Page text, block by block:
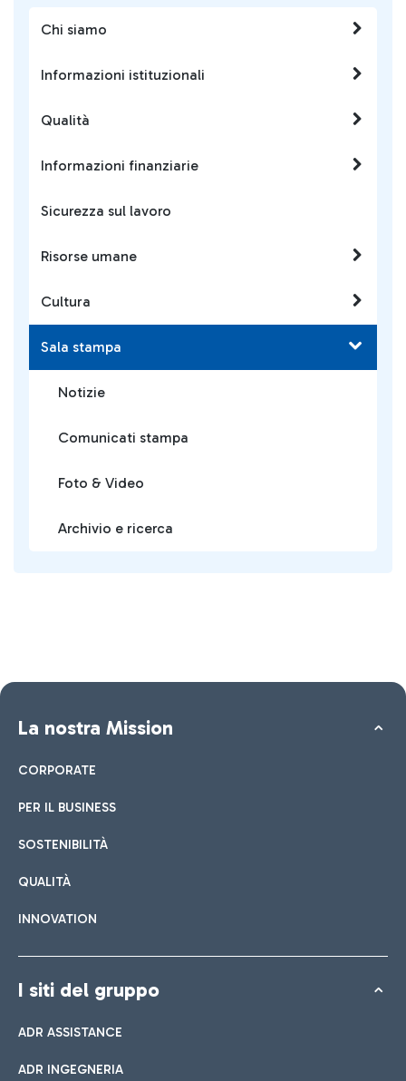
Chi siamo
Informazioni istituzionali
Qualità
Informazioni finanziarie
Sicurezza sul lavoro
Risorse umane
Cultura
Sala stampa
Notizie
Comunicati stampa
Foto & Video
Archivio e ricerca
La nostra Mission
CORPORATE
PER IL BUSINESS
SOSTENIBILITÀ
QUALITÀ
INNOVATION
I siti del gruppo
ADR ASSISTANCE
ADR INGEGNERIA